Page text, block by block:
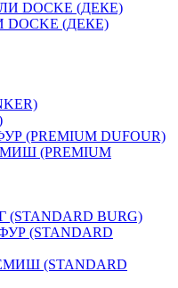
(ДЕКЕ)
(PREMIUM DUFOUR)
(PREMIUM
BURG)
(STANDARD
(STANDARD